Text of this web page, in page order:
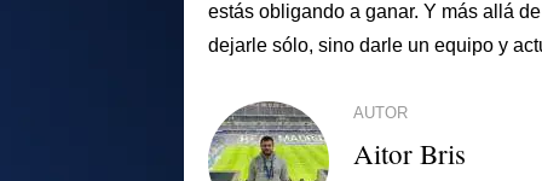
estás obligando a ganar. Y más allá
dejarle sólo, sino darle un equipo y
AUTOR
Aitor Bris